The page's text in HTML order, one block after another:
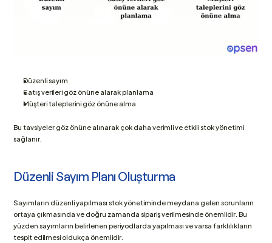
Düzenli sayım
Satış verileri göz önüne alarak planlama
Müşteri taleplerini göz önüne alma
Bu tavsiyeler göz önüne alınarak çok daha verimli ve etkili stok yönetimi
sağlanır.
Düzenli Sayım Planı Oluşturma
Sayımların düzenli yapılması stok yönetiminde meydana gelen sorunların
ortaya çıkmasında ve doğru zamanda sipariş verilmesinde önemlidir. Bu
yüzden sayımların belirlenen periyodlarda yapılması ve varsa farklılıkların
tespit edilmesi oldukça önemlidir.